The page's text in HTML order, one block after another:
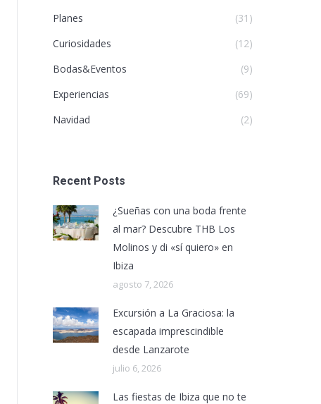
Planes
(31)
Curiosidades
(12)
Bodas&Eventos
(9)
Experiencias
(69)
Navidad
(2)
Recent Posts
¿Sueñas con una boda frente
al mar? Descubre THB Los
Molinos y di «sí quiero» en
Ibiza
agosto 7, 2026
Excursión a La Graciosa: la
escapada imprescindible
desde Lanzarote
julio 6, 2026
Las fiestas de Ibiza que no te